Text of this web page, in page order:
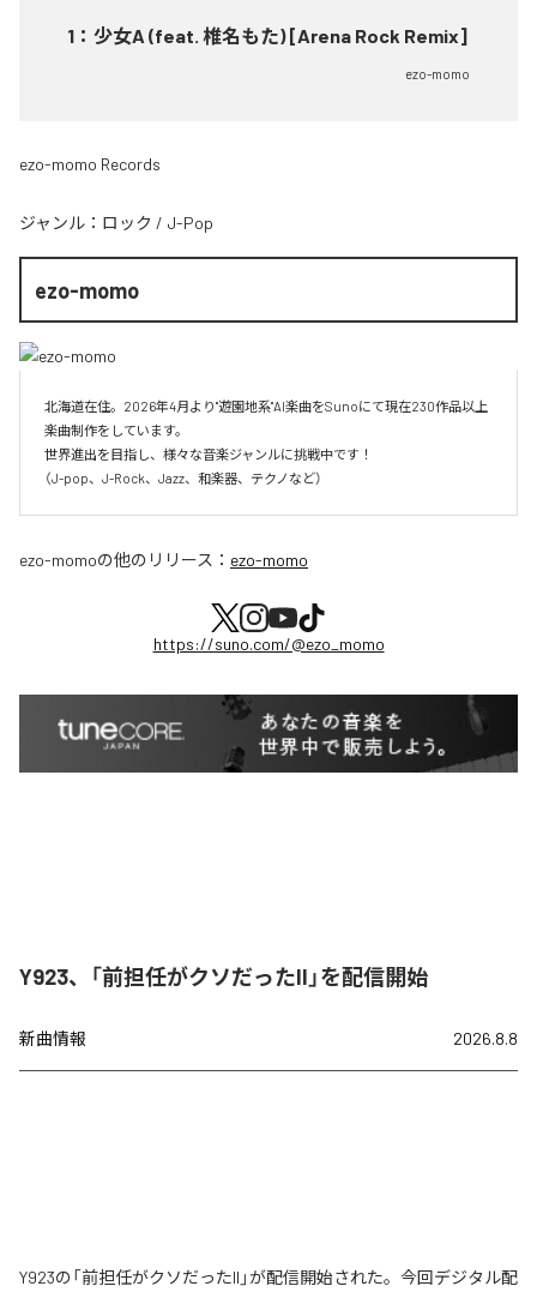
1 ： 少女A (feat. 椎名もた) [Arena Rock Remix]
ezo-momo
ezo-momo Records
ジャンル： ロック / J-Pop
ezo-momo
北海道在住。2026年4月より"遊園地系"AI楽曲をSunoにて現在230作品以上
楽曲制作をしています。
世界進出を目指し、様々な音楽ジャンルに挑戦中です！
（J-pop、J-Rock、Jazz、和楽器、テクノなど）
ezo-momoの他のリリース： ezo-momo
https://suno.com/@ezo_momo
Y923、「前担任がクソだったII」を配信開始
新曲情報 2026.8.8
Y923の「前担任がクソだったII」が配信開始された。今回デジタル配